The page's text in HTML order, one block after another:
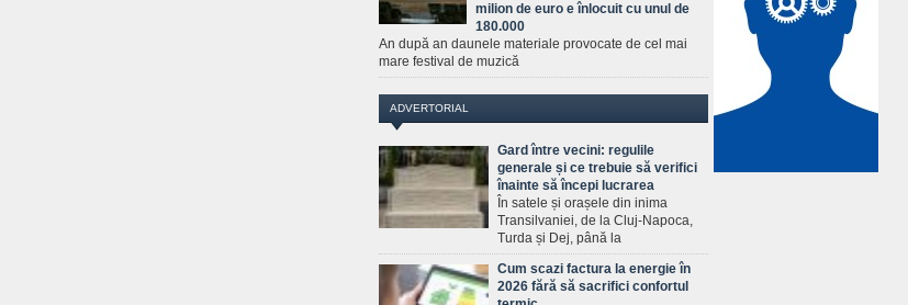
milion de euro e înlocuit cu unul de
180.000
An după an daunele materiale provocate de cel mai
mare festival de muzică
ADVERTORIAL
Gard între vecini: regulile
generale și ce trebuie să verifici
înainte să începi lucrarea
În satele și orașele din inima
Transilvaniei, de la Cluj-Napoca,
Turda și Dej, până la
Cum scazi factura la energie în
2026 fără să sacrifici confortul